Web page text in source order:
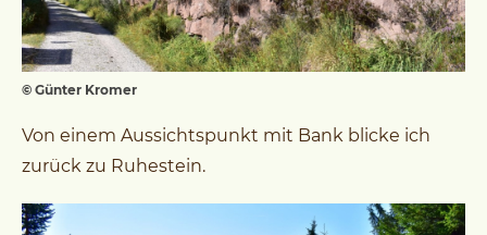
© Günter Kromer
Von einem Aussichtspunkt mit Bank blicke ich
zurück zu Ruhestein.